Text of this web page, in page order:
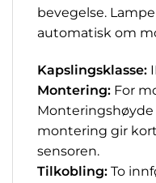
bevegelse.
automatisk om
Kapslingsklasse:
Montering: For
Monteringshøyde
montering gir
sensoren.
Tilkobling: To